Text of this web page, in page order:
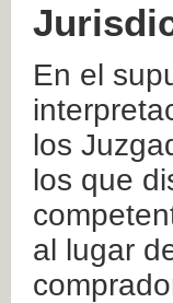
En el
los
los que
al lugar